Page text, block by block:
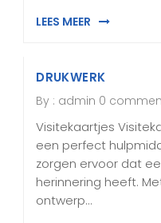
LEES MEER
DRUKWERK
By : admin 0
Visitekaartjes
een perfect
zorgen ervoor dat
herinnering heeft.
ontwerp…